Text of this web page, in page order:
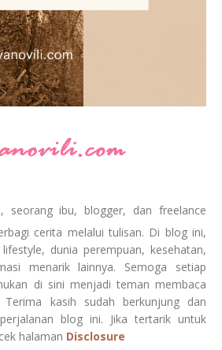
ibu, blogger, dan freelance
cerita melalui tulisan. Di blog ini,
dunia perempuan, kesehatan,
menarik lainnya. Semoga setiap
di sini menjadi teman membaca
Terima kasih sudah berkunjung dan
blog ini. Jika tertarik untuk
halaman Disclosure